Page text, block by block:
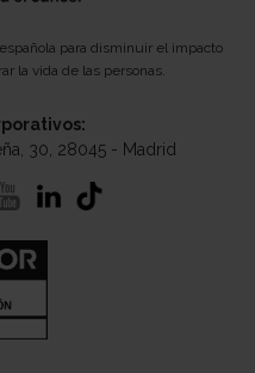
para disminuir el impacto
la vida de las personas.
30, 28045 - Madrid